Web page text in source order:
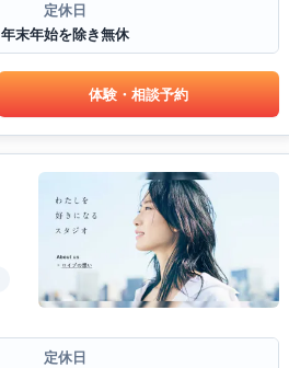
定休日
年末年始を除き無休
体験・相談予約
定休日